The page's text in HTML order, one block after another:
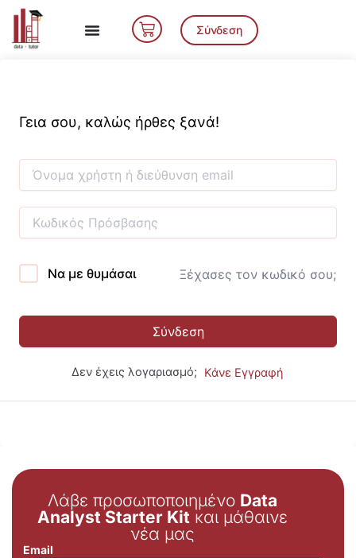
Μετάβαση
περιεχόμενο
Cart Σύνδεση
Γεια σου, καλώς ήρθες ξανά!
Να με θυμάσαι Ξέχασες τον κωδικό σου;
Σύνδεση
Δεν έχεις λογαριασμό; Κάνε Εγγραφή
Λάβε προσωποποιημένο Data
Analyst Starter Kit και μάθαινε
νέα μας
Email